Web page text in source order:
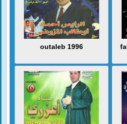
outaleb 1996